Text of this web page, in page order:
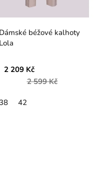
Dámské béžové kalhoty
Lola
2 209 Kč
2 599 Kč
42